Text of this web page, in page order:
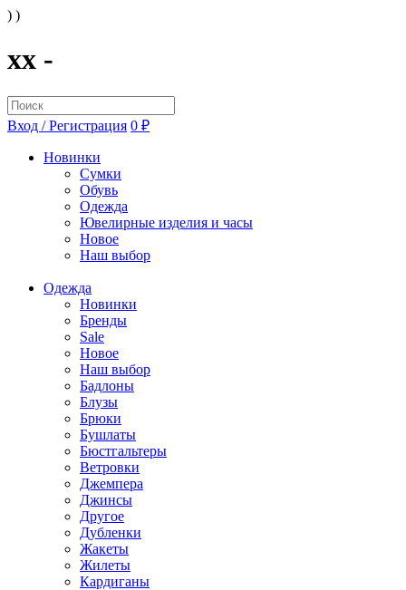
) )
xx -
Вход / Регистрация 0 ₽
Новинки
Сумки
Обувь
Одежда
Ювелирные изделия и часы
Новое
Наш выбор
Одежда
Новинки
Бренды
Sale
Новое
Наш выбор
Бадлоны
Блузы
Брюки
Бушлаты
Бюстгальтеры
Ветровки
Джемпера
Джинсы
Другое
Дубленки
Жакеты
Жилеты
Кардиганы